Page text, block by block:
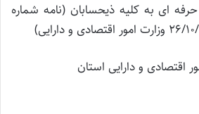
ای به کلیه ذیحسابان (نامه شماره
اقتصادی و دارایی استان